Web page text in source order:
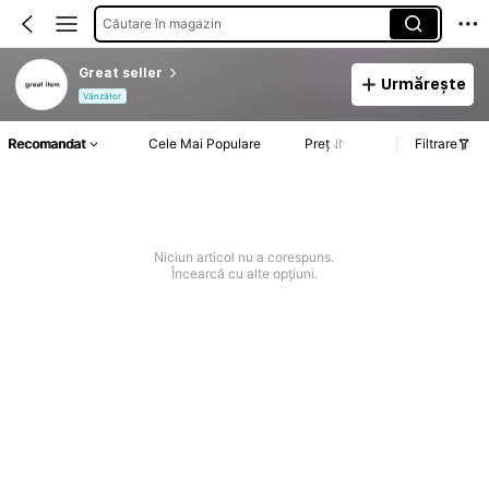
Căutare în magazin
Great seller
Vânzător
Urmărește
Recomandat Cele Mai Populare Preț Filtrare
Niciun articol nu a corespuns.
Încearcă cu alte opțiuni.